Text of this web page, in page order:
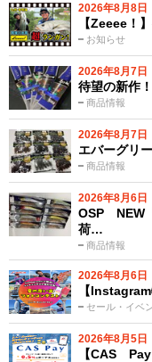
2026年8月8日
お知らせ
【Zeeee！
2026年8月7日
商品情報
待望の新作
2026年8月7日
商品情報
エバーグリ
2026年8月6日
商品情報
OSP NEW
荷…
2026年8月6日
セール・イベ
【
2026年8月5日
【CAS Pay